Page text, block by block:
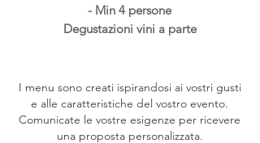
- Min 4 persone
Degustazioni vini a parte
I menu sono creati ispirandosi ai vostri gusti
e alle caratteristiche del vostro evento.​
Comunicate le vostre esigenze per ricevere
una proposta personalizzata.​